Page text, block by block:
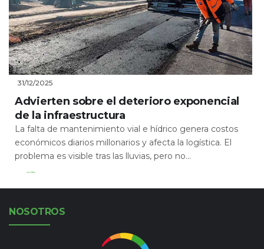
31/12/2025
Advierten sobre el deterioro exponencial
de la infraestructura
La falta de mantenimiento vial e hídrico genera costos
económicos diarios millonarios y afecta la logística. El
problema es visible tras las lluvias, pero no...
Leer Más
NOSOTROS